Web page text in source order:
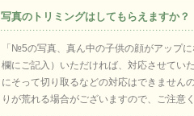
写真のトリミングはしてもらえますか？
「№5の写真、真ん中の子供の顔がアップ
欄にご記入）いただければ、対応させてい
にそって切り取るなどの対応はできません
りが荒れる場合がございますので、ご注意